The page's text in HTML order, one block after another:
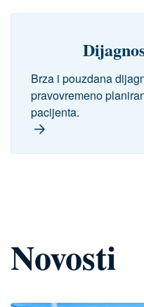
Brza i pouzdana
pravovremeno
pacijenta.
Novosti